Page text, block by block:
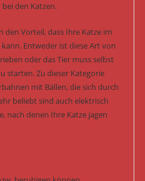
den Katzen.
den Vorteil, dass Ihre Katze im
Entweder ist diese Art von
oder das Tier muss selbst
starten. Zu dieser Kategorie
mit Bällen, die sich durch
beliebt sind auch elektrisch
nach denen Ihre Katze jagen